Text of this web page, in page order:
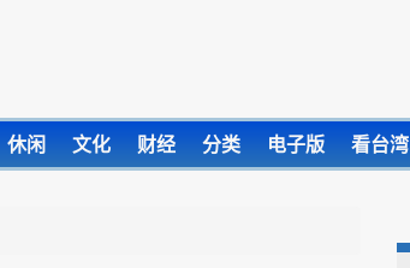
休闲 文化 财经 分类 电子版 看台湾